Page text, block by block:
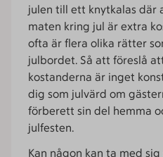
julen till ett knytkalas där
maten kring jul är extra
ofta är flera olika rätter
julbordet. Så att föreslå
kostanderna är inget
dig som julvärd om
förberett sin del hemma
julfesten.
Kan någon kan ta med